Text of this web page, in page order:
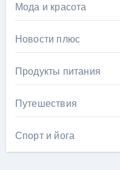
Мода и красота
Новости плюс
Продукты питания
Путешествия
Спорт и йога